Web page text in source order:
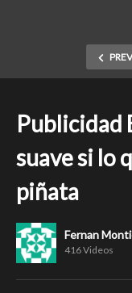
Publicidad
suave si lo
piñata
Fernan
416 Videos